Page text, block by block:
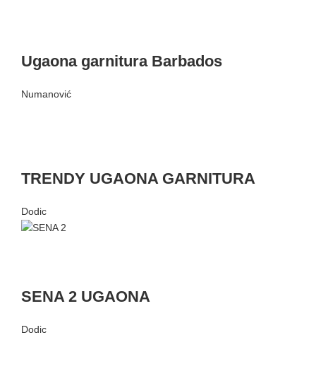
Ugaona garnitura Barbados
Numanović
TRENDY UGAONA GARNITURA
Dodic
SENA 2 UGAONA
Dodic